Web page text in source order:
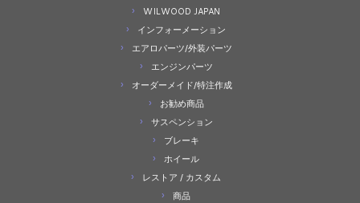
WILWOOD JAPAN
インフォーメーション
エアロパーツ/外装パーツ
エンジンパーツ
オーダーメイド/特注作成
お勧め商品
サスペンション
ブレーキ
ホイール
レストア / カスタム
商品